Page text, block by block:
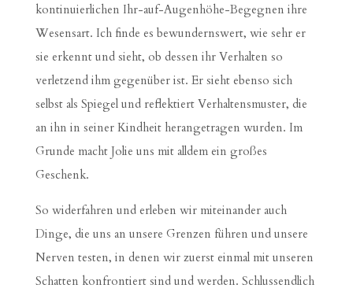
kontinuierlichen Ihr-auf-Augenhöhe-Begegnen ihre
Wesensart. Ich finde es bewundernswert, wie sehr er
sie erkennt und sieht, ob dessen ihr Verhalten so
verletzend ihm gegenüber ist. Er sieht ebenso sich
selbst als Spiegel und reflektiert Verhaltensmuster, die
an ihn in seiner Kindheit herangetragen wurden. Im
Grunde macht Jolie uns mit alldem ein großes
Geschenk.
So widerfahren und erleben wir miteinander auch
Dinge, die uns an unsere Grenzen führen und unsere
Nerven testen, in denen wir zuerst einmal mit unseren
Schatten konfrontiert sind und werden. Schlussendlich